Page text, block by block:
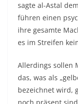
sagte al-Astal
führen einen
ihre gesamte
es im Streifen
Allerdings sollen
das, was als
bezeichnet wird,